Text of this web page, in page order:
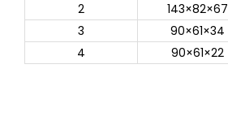
2
143×82×67
3
90×61×34
4
90×61×22